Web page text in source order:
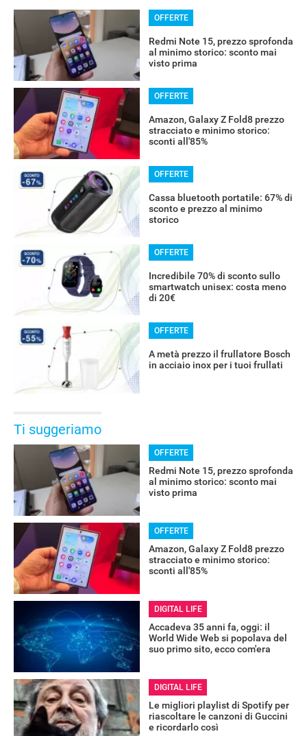
OFFERTE
Redmi Note 15, prezzo sprofonda
al minimo storico: sconto mai
visto prima
OFFERTE
Amazon, Galaxy Z Fold8 prezzo
stracciato e minimo storico:
sconti all'85%
OFFERTE
Cassa bluetooth portatile: 67% di
sconto e prezzo al minimo
storico
OFFERTE
Incredibile 70% di sconto sullo
smartwatch unisex: costa meno
di 20€
OFFERTE
A metà prezzo il frullatore Bosch
in acciaio inox per i tuoi frullati
Ti suggeriamo
OFFERTE
Redmi Note 15, prezzo sprofonda
al minimo storico: sconto mai
visto prima
OFFERTE
Amazon, Galaxy Z Fold8 prezzo
stracciato e minimo storico:
sconti all'85%
DIGITAL LIFE
Accadeva 35 anni fa, oggi: il
World Wide Web si popolava del
suo primo sito, ecco com'era
DIGITAL LIFE
Le migliori playlist di Spotify per
riascoltare le canzoni di Guccini
e ricordarlo così